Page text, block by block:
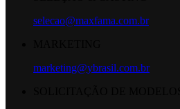
selecao@maxfama.com.br
marketing@ybrasil.com.br